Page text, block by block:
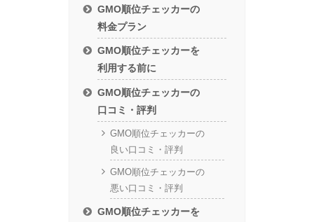
GMO順位チェッカーの
料金プラン
GMO順位チェッカーを
利用する前に
GMO順位チェッカーの
口コミ・評判
GMO順位チェッカーの
良い口コミ・評判
GMO順位チェッカーの
悪い口コミ・評判
GMO順位チェッカーを